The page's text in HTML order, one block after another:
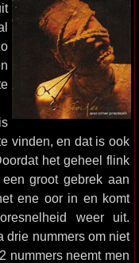
vinden, en dat is ook
het geheel flink
groot gebrek aan
ene oor in en komt
weer uit.
drie nummers om niet
nummers neemt men